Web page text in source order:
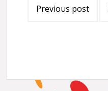
navigation
Previous post